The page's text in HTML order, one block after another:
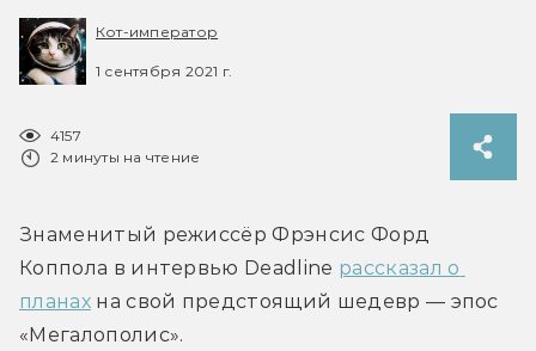
Кот-император
1 сентября 2021 г.
4157
2 минуты на чтение
Знаменитый режиссёр Фрэнсис Форд
Коппола в интервью Deadline рассказал о
планах на свой предстоящий шедевр — эпос
«Мегалополис».